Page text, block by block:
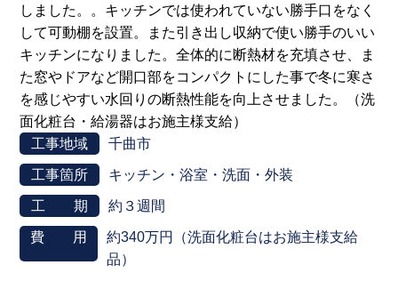
しました。。キッチンでは使われていない勝手口をなく
して可動棚を設置。また引き出し収納で使い勝手のいい
キッチンになりました。全体的に断熱材を充填させ、ま
た窓やドアなど開口部をコンパクトにした事で冬に寒さ
を感じやすい水回りの断熱性能を向上させました。（洗
面化粧台・給湯器はお施主様支給）
工事地域
千曲市
工事箇所 キッチン・浴室・洗面・外装
工 期 約３週間
費 用
約340万円（洗面化粧台はお施主様支給
品）